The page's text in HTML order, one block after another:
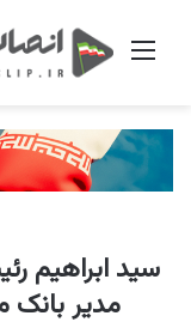
منو
سید ابراهیم
مدیر